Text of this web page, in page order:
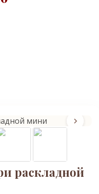
раскладной